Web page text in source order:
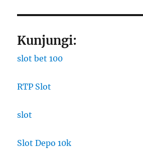
Kunjungi:
slot bet 100
RTP Slot
slot
Slot Depo 10k